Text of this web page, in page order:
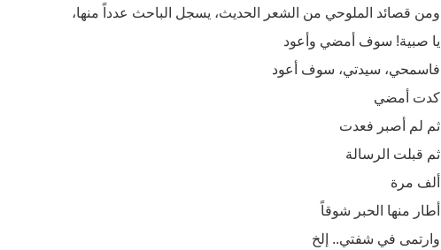
ومن قصائد الملوحي من الشعر الحديث، يسجل الباحث عدداً منها،
يا صبية! سوف أمضي وأعود
فاسمحي، سيدتي، سوف أعود
كدت أمضي
ثم لم أصبر فعدت
ثم قبلت الرسالة
ألف مرة
أطار منها الحبر شوقاً
وارتمى في شفتي.. إلخ